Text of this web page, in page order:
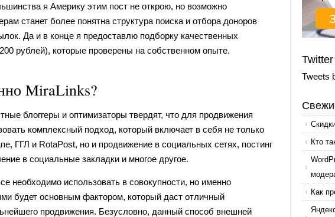
я Америку этим пост не открою, но возможно
станет более понятна структура поиска и отбора доноров
Да и в конце я предоставлю подборку качественных
рублей), которые проверены на собственном опыте.
MiraLinks?
блоггеры и оптимизаторы твердят, что для продвижения
комплексный подход, который включает в себя не только
ГГЛ и RotaPost, но и продвижение в социальных сетях, постинг
в социальные закладки и многое другое.
необходимо использовать в совокупности, но именно
будет основным фактором, который даст отличный
продвижения. Безусловно, данный способ внешней
Twitter
Tweets
Кто
Как